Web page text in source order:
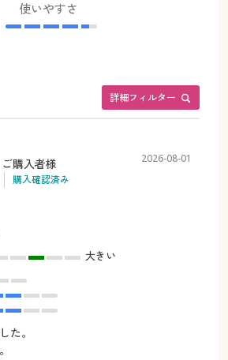
使いやすさ
詳細フィルター
ご購入者様
購入確認済み
2026-08-01
大きい
た。